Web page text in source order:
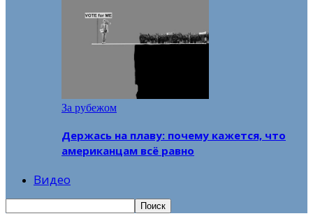
За рубежом
Держась на плаву: почему кажется, что
американцам всё равно
Видео